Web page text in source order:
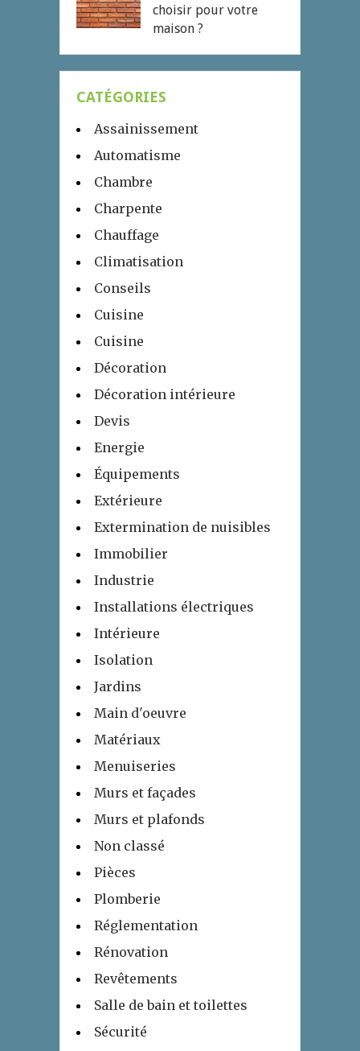
choisir pour votre
maison ?
CATÉGORIES
Assainissement
Automatisme
Chambre
Charpente
Chauffage
Climatisation
Conseils
Cuisine
Cuisine
Décoration
Décoration intérieure
Devis
Energie
Équipements
Extérieure
Extermination de nuisibles
Immobilier
Industrie
Installations électriques
Intérieure
Isolation
Jardins
Main d'oeuvre
Matériaux
Menuiseries
Murs et façades
Murs et plafonds
Non classé
Pièces
Plomberie
Réglementation
Rénovation
Revêtements
Salle de bain et toilettes
Sécurité